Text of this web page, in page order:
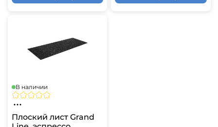
В наличии
Плоский лист Grand